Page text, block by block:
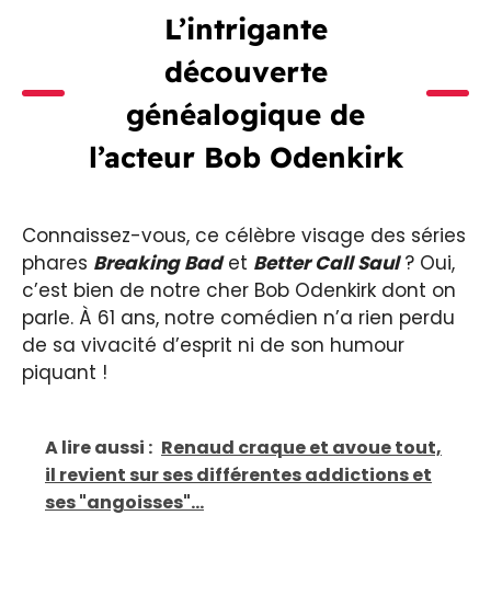
L’intrigante
découverte
généalogique de
l’acteur Bob Odenkirk
Connaissez-vous, ce célèbre visage des séries
phares Breaking Badet Better Call Saul? Oui,
c’est bien de notre cher Bob Odenkirk dont on
parle. À 61 ans, notre comédien n’a rien perdu
de sa vivacité d’esprit ni de son humour
piquant !
A lire aussi : Renaud craque et avoue tout,
il revient sur ses différentes addictions et
ses "angoisses"...